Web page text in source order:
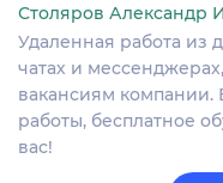
Столяров Александр
Удаленная работа из
чатах и
вакансиям компании.
работы, бесплатное
вас!